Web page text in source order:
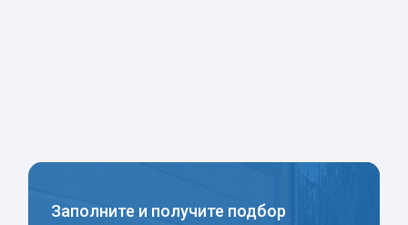
Заполните и получите подбор